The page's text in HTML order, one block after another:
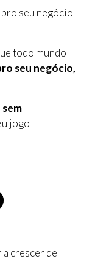
pro seu negócio
todo mundo
seu negócio,
jogo
a crescer de